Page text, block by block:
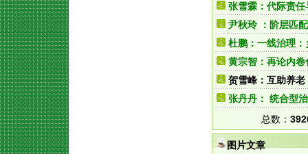
张雪霖：代际责
尹秋玲 ：阶层匹
杜鹏：一线治理
黄宗智：再论内
贺雪峰：互助养
张丹丹： 统合型
总数：
图片文章